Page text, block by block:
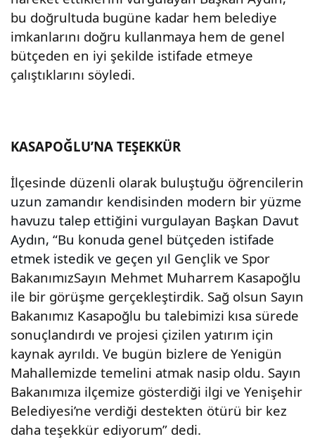
bu doğrultuda bugüne kadar hem belediye
imkanlarını doğru kullanmaya hem de genel
bütçeden en iyi şekilde istifade etmeye
çalıştıklarını söyledi.
KASAPOĞLU’NA TEŞEKKÜR
İlçesinde düzenli olarak buluştuğu öğrencilerin
uzun zamandır kendisinden modern bir yüzme
havuzu talep ettiğini vurgulayan Başkan Davut
Aydın, “Bu konuda genel bütçeden istifade
etmek istedik ve geçen yıl Gençlik ve Spor
BakanımızSayın Mehmet Muharrem Kasapoğlu
ile bir görüşme gerçekleştirdik. Sağ olsun Sayın
Bakanımız Kasapoğlu bu talebimizi kısa sürede
sonuçlandırdı ve projesi çizilen yatırım için
kaynak ayrıldı. Ve bugün bizlere de Yenigün
Mahallemizde temelini atmak nasip oldu. Sayın
Bakanımıza ilçemize gösterdiği ilgi ve Yenişehir
Belediyesi’ne verdiği destekten ötürü bir kez
daha teşekkür ediyorum” dedi.